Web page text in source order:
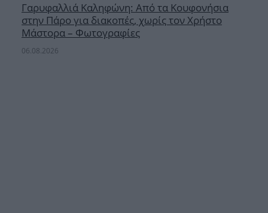
Γαρυφαλλιά Καληφώνη: Από τα Κουφονήσια
στην Πάρο για διακοπές, χωρίς τον Χρήστο
Μάστορα – Φωτογραφίες
06.08.2026